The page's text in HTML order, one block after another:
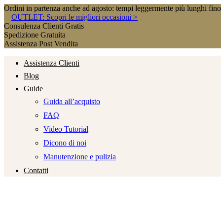
Ordini in partenza anche ad agosto: tempi leggermente più lunghi
OUTLET: Scopri le migliori occasioni >
Consulenza Clienti Gratis
Spedizione Gratuita
Assistenza Post Vendita
Assistenza Clienti
Blog
Guide
Guida all’acquisto
FAQ
Video Tutorial
Dicono di noi
Manutenzione e pulizia
Contatti